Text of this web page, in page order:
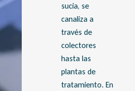
sucia, se
canaliza a
través de
colectores
hasta las
plantas de
tratamiento. En